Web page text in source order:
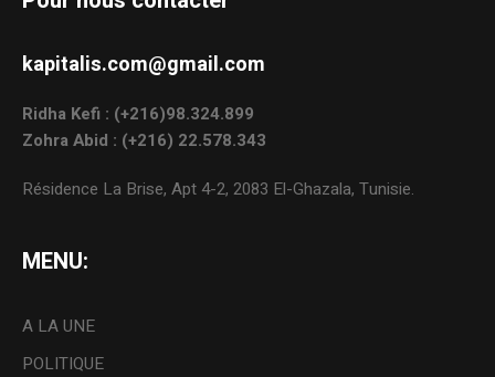
kapitalis.com@gmail.com
Ridha Kefi : (+216)98.324.899
Zohra Abid : (+216) 22.578.343
Résidence La Brise, Apt 4-2, 2083 El-Ghazala, Tunisie.
MENU:
A LA UNE
POLITIQUE